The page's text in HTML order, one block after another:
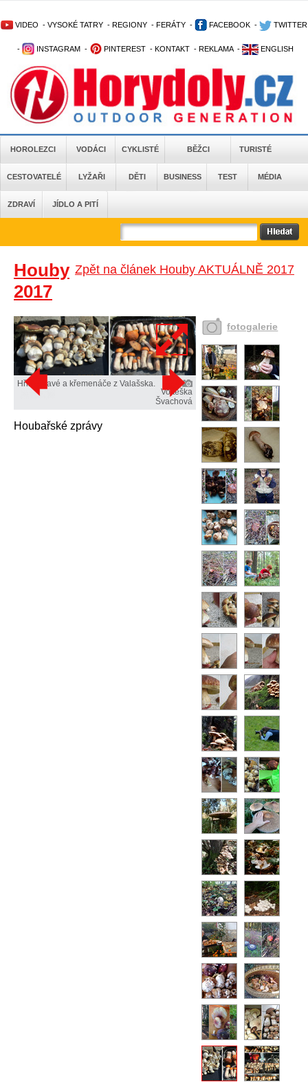
VIDEO - VYSOKÉ TATRY - REGIONY - FERÁTY - FACEBOOK - TWITTER
- INSTAGRAM - PINTEREST - KONTAKT - REKLAMA - ENGLISH
HOROLEZCI VODÁCI CYKLISTÉ BĚŽCI TURISTÉ
CESTOVATELÉ LYŽAŘI DĚTI BUSINESS TEST MÉDIA
ZDRAVÍ JÍDLO A PITÍ
Zpět na článek Houby AKTUÁLNĚ 2017
Houby
2017
Hřiby pravé a křemenáče z Valašska.
Vojtěška
Švachová
Houbařské zprávy
fotogalerie